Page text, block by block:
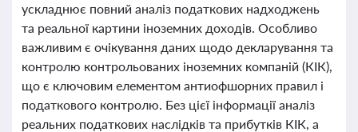
ускладнює повний аналіз податкових надходжень
та реальної картини іноземних доходів. Особливо
важливим є очікування даних щодо декларування та
контролю контрольованих іноземних компаній (КІК),
що є ключовим елементом антиофшорних правил і
податкового контролю. Без цієї інформації аналіз
реальних податкових наслідків та прибутків КІК, а